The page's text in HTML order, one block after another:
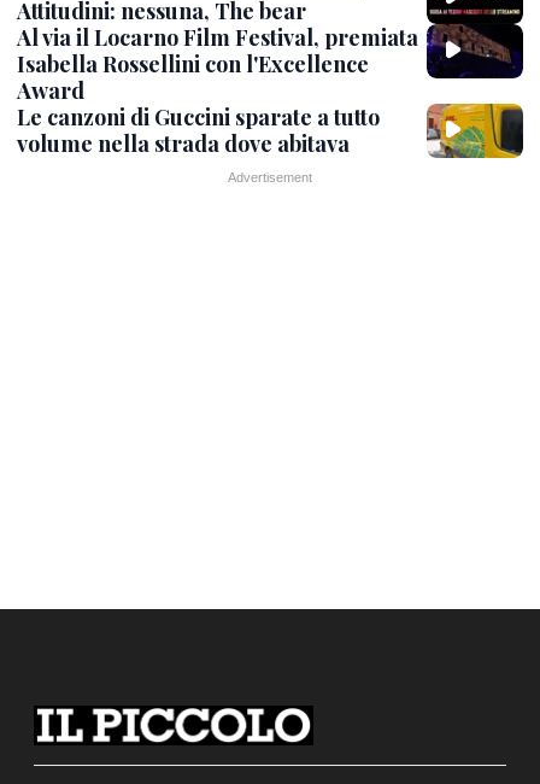
Attitudini: nessuna, The bear
Al via il Locarno Film Festival, premiata
Isabella Rossellini con l'Excellence
Award
Le canzoni di Guccini sparate a tutto
volume nella strada dove abitava